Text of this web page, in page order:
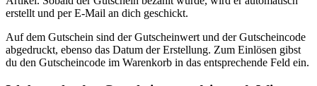
erstellt und per E-Mail an dich geschickt.
Auf dem Gutschein sind der Gutscheinwert und der Gutscheincode
abgedruckt, ebenso das Datum der Erstellung. Zum Einlösen gibst
du den Gutscheincode im Warenkorb in das entsprechende Feld ein.